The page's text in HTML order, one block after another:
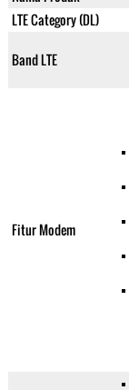
LTE Category (DL)
Band LTE
Fitur Modem